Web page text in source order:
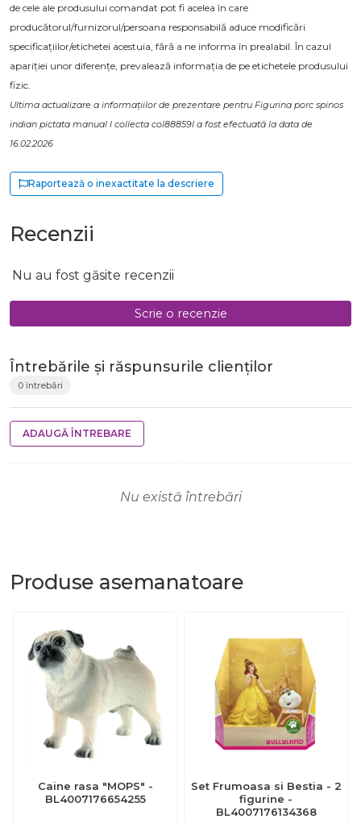
de cele ale produsului comandat pot fi acelea în care
producătorul/furnizorul/persoana responsabilă aduce modificări
specificațiilor/etichetei acestuia, fără a ne informa în prealabil. În cazul
apariției unor diferențe, prevalează informația de pe etichetele produsului
fizic.
Ultima actualizare a informațiilor de prezentare pentru Figurina porc spinos
indian pictata manual l collecta col88859l a fost efectuată la data de
16.02.2026
Raportează o inexactitate la descriere
Recenzii
Nu au fost găsite recenzii
Scrie o recenzie
Întrebările și răspunsurile clienților
0 întrebări
ADAUGĂ ÎNTREBARE
Nu există întrebări
Produse asemanatoare
Caine rasa "MOPS" -
BL4007176654255
Set Frumoasa si Bestia - 2
figurine -
BL4007176134368